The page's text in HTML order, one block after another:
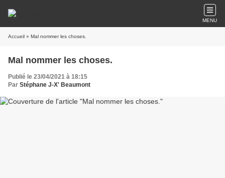
MENU
Accueil » Mal nommer les choses.
Mal nommer les choses.
Publié le 23/04/2021 à 18:15
Par Stéphane J-X' Beaumont